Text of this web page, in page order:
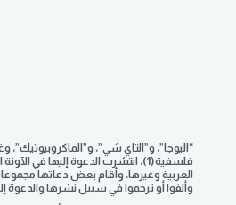
“اليوجا”، و”التاي شي”، و”الماكروبيوتيك”،
فلسفية(1)، انتشرت الدعوة إليها في
العربية وغيرها، وأقام بعض دعاتها
وألفوا أو ترجموا في سبيل نشرها والدعوة